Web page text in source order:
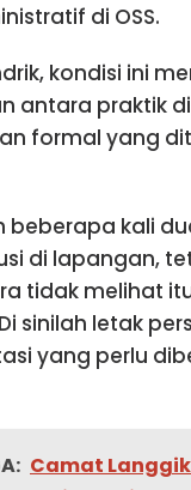
di OSS.
kondisi ini
antara praktik
formal yang
beberapa kali
di lapangan,
tidak melihat
sinilah letak
yang perlu
Camat